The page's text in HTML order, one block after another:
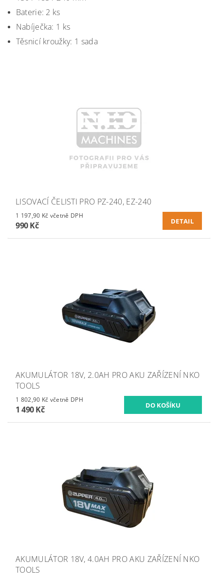
Baterie: 2 ks
Nabíječka: 1 ks
Těsnicí kroužky: 1 sada
LISOVACÍ ČELISTI PRO PZ-240, EZ-240
1 197,90 Kč včetně DPH
990 Kč DETAIL
AKUMULÁTOR 18V, 2.0AH PRO AKU ZAŘÍZENÍ NKO
TOOLS
1 802,90 Kč včetně DPH
1 490 Kč
AKUMULÁTOR 18V, 4.0AH PRO AKU ZAŘÍZENÍ NKO
TOOLS